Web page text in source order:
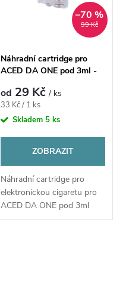
99 Kč
–70 %
Náhradní cartridge pro
ACED DA ONE pod 3ml -
od 29 Kč/ ks
Měrná
cena:
33 Kč / 1 ks
Skladem 5 ks
ZOBRAZIT
Náhradní cartridge pro
elektronickou cigaretu pro
ACED DA ONE pod 3ml